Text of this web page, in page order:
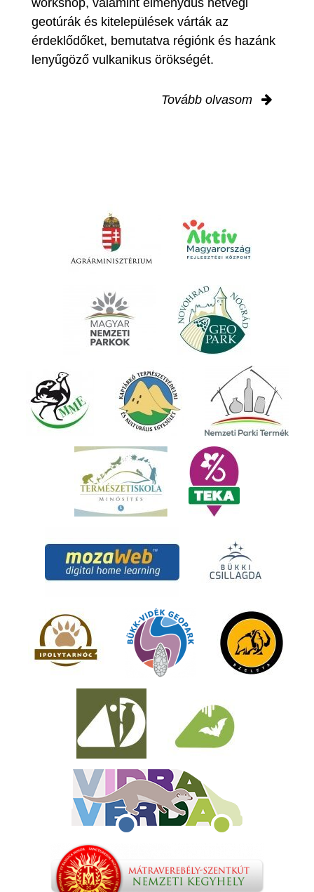
workshop, valamint élménydús hétvégi
geotúrák és kitelepülések várták az
érdeklődőket, bemutatva régiónk és hazánk
lenyűgöző vulkanikus örökségét.
Tovább olvasom